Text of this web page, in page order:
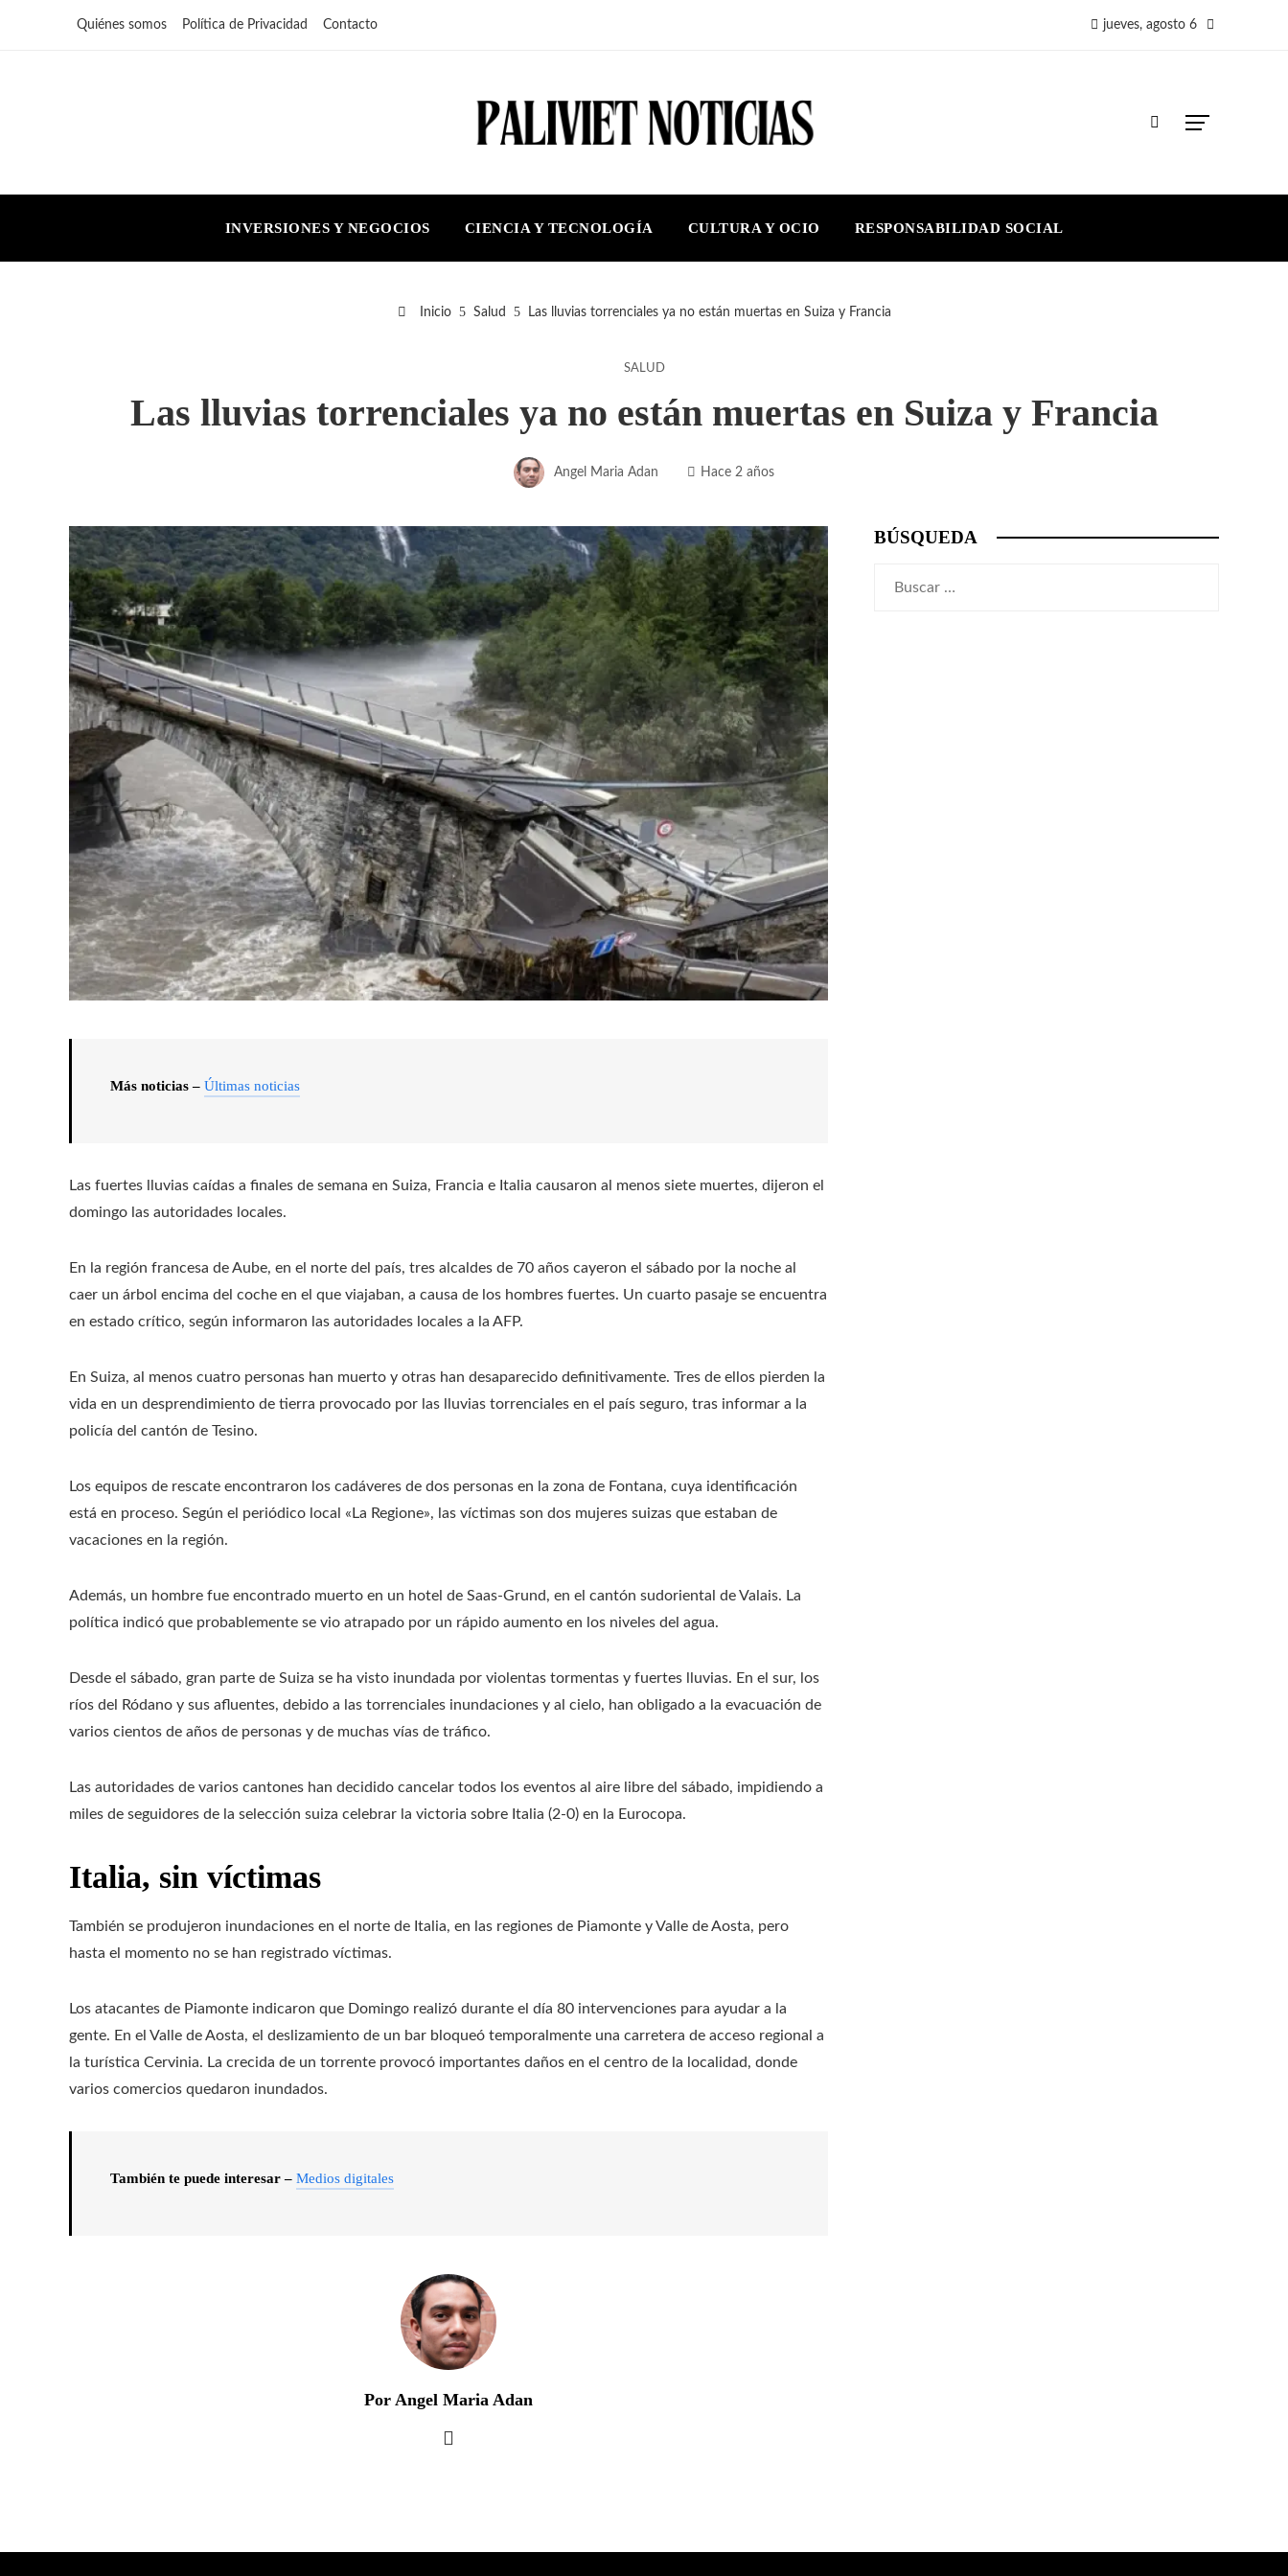
Quiénes somos Política de Privacidad Contacto jueves, agosto 6
INVERSIONES Y NEGOCIOS CIENCIA Y TECNOLOGÍA CULTURA Y OCIO RESPONSABILIDAD SOCIAL
Inicio Salud Las lluvias torrenciales ya no están muertas en Suiza y Francia
SALUD
Las lluvias torrenciales ya no están muertas en Suiza y Francia
Angel Maria Adan Hace 2 años
Más noticias – Últimas noticias
Las fuertes lluvias caídas a finales de semana en Suiza, Francia e Italia causaron al menos siete muertes, dijeron el
domingo las autoridades locales.
En la región francesa de Aube, en el norte del país, tres alcaldes de 70 años cayeron el sábado por la noche al
caer un árbol encima del coche en el que viajaban, a causa de los hombres fuertes. Un cuarto pasaje se encuentra
en estado crítico, según informaron las autoridades locales a la AFP.
En Suiza, al menos cuatro personas han muerto y otras han desaparecido definitivamente. Tres de ellos pierden la
vida en un desprendimiento de tierra provocado por las lluvias torrenciales en el país seguro, tras informar a la
policía del cantón de Tesino.
Los equipos de rescate encontraron los cadáveres de dos personas en la zona de Fontana, cuya identificación
está en proceso. Según el periódico local «La Regione», las víctimas son dos mujeres suizas que estaban de
vacaciones en la región.
Además, un hombre fue encontrado muerto en un hotel de Saas-Grund, en el cantón sudoriental de Valais. La
política indicó que probablemente se vio atrapado por un rápido aumento en los niveles del agua.
Desde el sábado, gran parte de Suiza se ha visto inundada por violentas tormentas y fuertes lluvias. En el sur, los
ríos del Ródano y sus afluentes, debido a las torrenciales inundaciones y al cielo, han obligado a la evacuación de
varios cientos de años de personas y de muchas vías de tráfico.
Las autoridades de varios cantones han decidido cancelar todos los eventos al aire libre del sábado, impidiendo a
miles de seguidores de la selección suiza celebrar la victoria sobre Italia (2-0) en la Eurocopa.
Italia, sin víctimas
También se produjeron inundaciones en el norte de Italia, en las regiones de Piamonte y Valle de Aosta, pero
hasta el momento no se han registrado víctimas.
Los atacantes de Piamonte indicaron que Domingo realizó durante el día 80 intervenciones para ayudar a la
gente. En el Valle de Aosta, el deslizamiento de un bar bloqueó temporalmente una carretera de acceso regional a
la turística Cervinia. La crecida de un torrente provocó importantes daños en el centro de la localidad, donde
varios comercios quedaron inundados.
También te puede interesar – Medios digitales
Por Angel Maria Adan
BÚSQUEDA